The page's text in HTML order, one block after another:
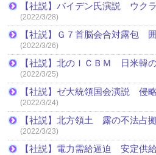
【社説】バイデン氏演説 ウク
(2022/3/28)
【社説】Ｇ７首脳会合対露包
(2022/3/26)
【社説】北のＩＣＢＭ 日米韓
(2022/3/25)
【社説】ゼ大統領国会演説 侵
(2022/3/24)
【社説】北方領土 露の不法占
(2022/3/23)
【社説】電力需給逼迫 安定供